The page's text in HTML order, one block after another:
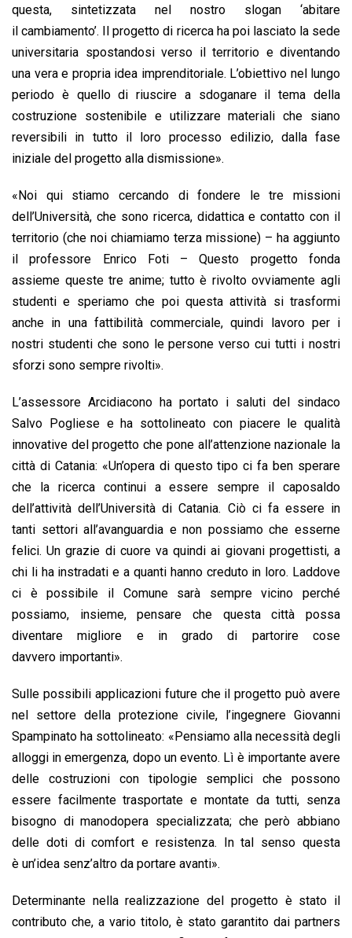
questa, sintetizzata nel nostro slogan ‘abitare
il cambiamento’. Il progetto di ricerca ha poi lasciato la sede
universitaria spostandosi verso il territorio e diventando
una vera e propria idea imprenditoriale. L’obiettivo nel lungo
periodo è quello di riuscire a sdoganare il tema della
costruzione sostenibile e utilizzare materiali che siano
reversibili in tutto il loro processo edilizio, dalla fase
iniziale del progetto alla dismissione».
«Noi qui stiamo cercando di fondere le tre missioni
dell’Università, che sono ricerca, didattica e contatto con il
territorio (che noi chiamiamo terza missione) – ha aggiunto
il professore Enrico Foti – Questo progetto fonda
assieme queste tre anime; tutto è rivolto ovviamente agli
studenti e speriamo che poi questa attività si trasformi
anche in una fattibilità commerciale, quindi lavoro per i
nostri studenti che sono le persone verso cui tutti i nostri
sforzi sono sempre rivolti».
L’assessore Arcidiacono ha portato i saluti del sindaco
Salvo Pogliese e ha sottolineato con piacere le qualità
innovative del progetto che pone all’attenzione nazionale la
città di Catania: «Un’opera di questo tipo ci fa ben sperare
che la ricerca continui a essere sempre il caposaldo
dell’attività dell’Università di Catania. Ciò ci fa essere in
tanti settori all’avanguardia e non possiamo che esserne
felici. Un grazie di cuore va quindi ai giovani progettisti, a
chi li ha instradati e a quanti hanno creduto in loro. Laddove
ci è possibile il Comune sarà sempre vicino perché
possiamo, insieme, pensare che questa città possa
diventare migliore e in grado di partorire cose
davvero importanti».
Sulle possibili applicazioni future che il progetto può avere
nel settore della protezione civile, l’ingegnere Giovanni
Spampinato ha sottolineato: «Pensiamo alla necessità degli
alloggi in emergenza, dopo un evento. Lì è importante avere
delle costruzioni con tipologie semplici che possono
essere facilmente trasportate e montate da tutti, senza
bisogno di manodopera specializzata; che però abbiano
delle doti di comfort e resistenza. In tal senso questa
è un’idea senz’altro da portare avanti».
Determinante nella realizzazione del progetto è stato il
contributo che, a vario titolo, è stato garantito dai partners